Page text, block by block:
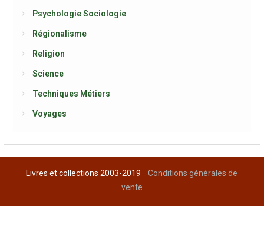
Psychologie Sociologie
Régionalisme
Religion
Science
Techniques Métiers
Voyages
Livres et collections 2003-2019Conditions générales de
vente